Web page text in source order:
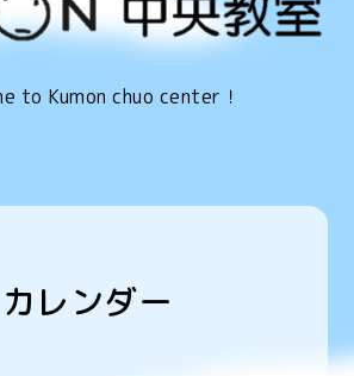
to Kumon chuo center！
カレンダー